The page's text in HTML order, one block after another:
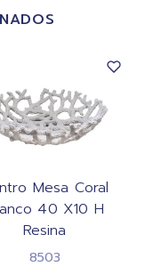
Mesa Coral
40 X10 H
Resina
8503